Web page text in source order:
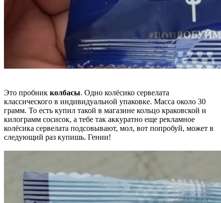
Это пробник колбасы. Одно колёсико сервелата
классического в индивидуальной упаковке. Масса около 30
грамм. То есть купил такой в магазине кольцо краковской и
килограмм сосисок, а тебе так аккуратно еще рекламное
колёсика сервелата подсовывают, мол, вот попробуй, может в
следующий раз купишь. Гении!